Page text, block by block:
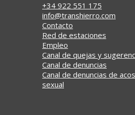
+34 922 551 175
info@transhierro.com
Contacto
Red de estaciones
Empleo
Canal de quejas y
Canal de denuncias
Canal de denuncias de
sexual